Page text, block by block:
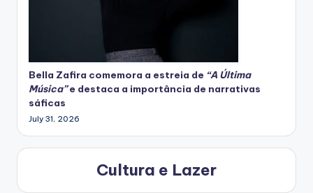
Bella Zafira comemora a estreia de “A Última
Música”e destaca a importância de narrativas
sáficas
July 31, 2026
Cultura e Lazer